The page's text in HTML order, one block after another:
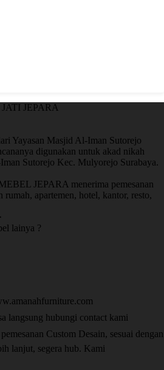
JEPARA
Yayasan Masjid Al-Iman Sutorejo
digunakan untuk akad nikah
Sutorejo Kec. Mulyorejo Surabaya.
JEPARA menerima pemesanan
apartemen, hotel, kantor, resto,
lainya ?
langsung hubungi contact kami
Custom Desain, sesuai dengan
lanjut, segera hub. Kami